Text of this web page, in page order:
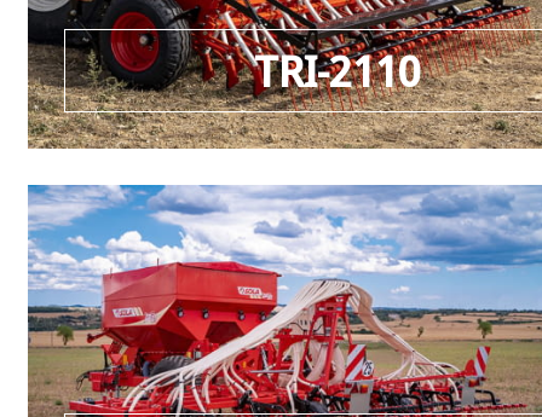
TRI-2110